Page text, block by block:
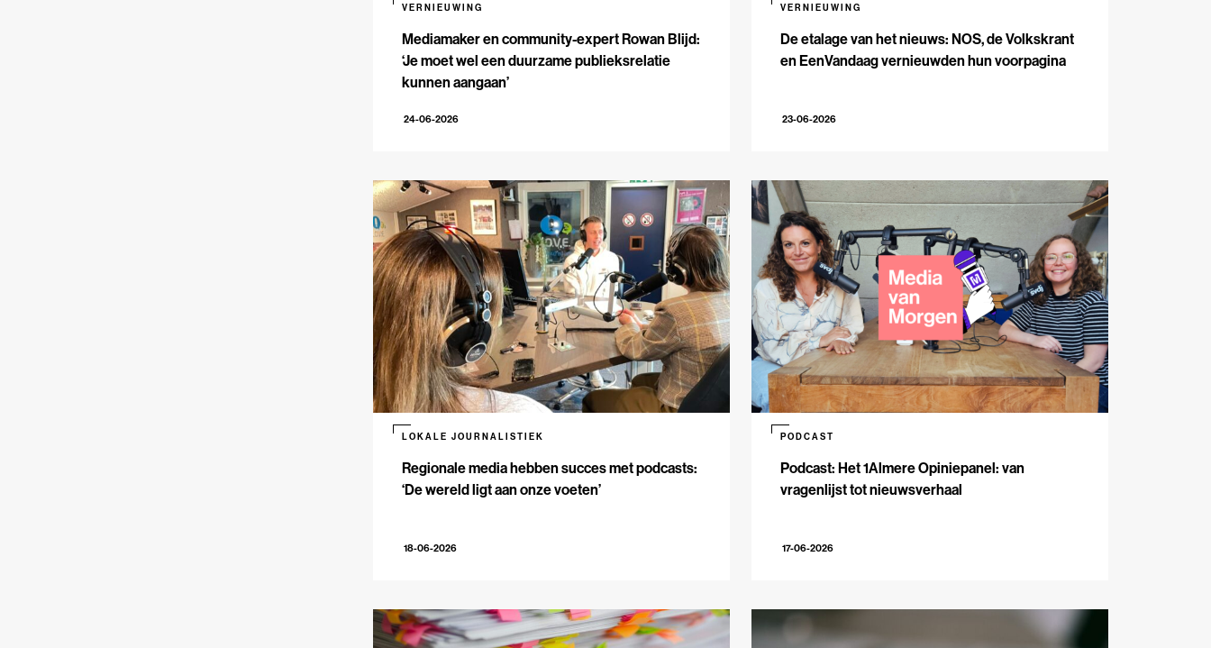
Mediamaker en community-expert Rowan Blijd:
‘Je moet wel een duurzame publieksrelatie
kunnen aangaan’
VERNIEUWING
24-06-2026
De etalage van het nieuws: NOS, de Volkskrant
en EenVandaag vernieuwden hun voorpagina
VERNIEUWING
23-06-2026
Regionale media hebben succes met podcasts:
‘De wereld ligt aan onze voeten’
LOKALE JOURNALISTIEK
18-06-2026
Podcast: Het 1Almere Opiniepanel: van
vragenlijst tot nieuwsverhaal
PODCAST
17-06-2026